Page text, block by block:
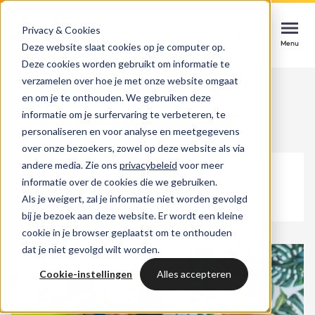
Privacy & Cookies
Deze website slaat cookies op je computer op.
Deze cookies worden gebruikt om informatie te
verzamelen over hoe je met onze website omgaat
en om je te onthouden. We gebruiken deze
informatie om je surfervaring te verbeteren, te
personaliseren en voor analyse en meetgegevens
over onze bezoekers, zowel op deze website als via
andere media. Zie ons privacybeleid voor meer
informatie over de cookies die we gebruiken.
Als je weigert, zal je informatie niet worden gevolgd
bij je bezoek aan deze website. Er wordt een kleine
cookie in je browser geplaatst om te onthouden
dat je niet gevolgd wilt worden.
Cookie-instellingen Alles accepteren
Menu
Menu
Services
HubSpot implementatie
Soepel starten, direct impact maken
Websites & portals
Een website die jouw business laat groeien
HubSpot integraties
Cases
Branches
Blog
Laatste nieuws & updates
Menu
Could not loads results. Please refresh the
page.
Alles over inbound marketing
Kenniscentrum
Robin van Tilburg